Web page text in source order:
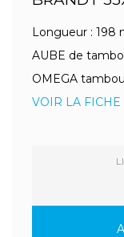
Longueur : 198
AUBE de
OMEGA
VOIR LA